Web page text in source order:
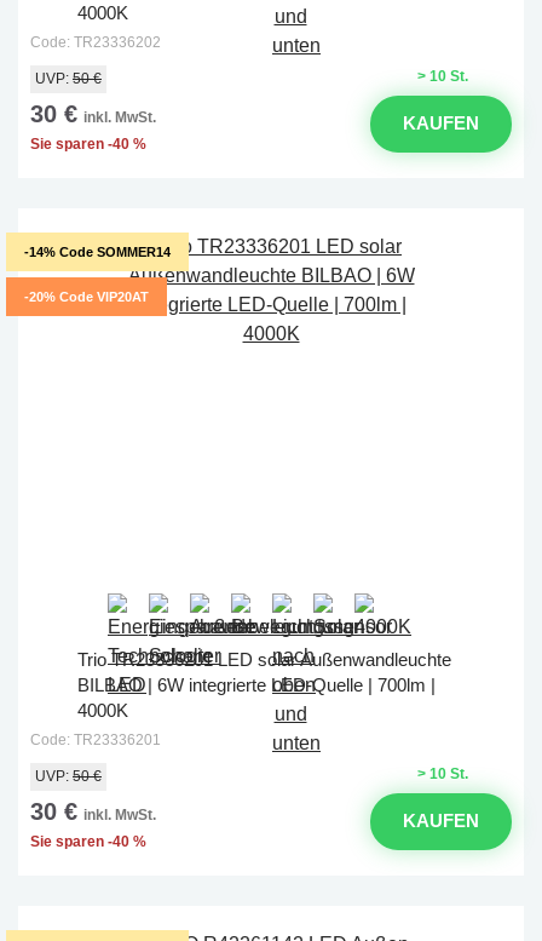
4000K
Code: TR23336202
> 10 St.
UVP: 50 €
30 € inkl. MwSt.
Sie sparen -40 %
KAUFEN
-14% Code SOMMER14
-20% Code VIP20AT
Trio TR23336201 LED solar Außenwandleuchte
BILBAO | 6W integrierte LED-Quelle | 700lm |
4000K
Code: TR23336201
> 10 St.
UVP: 50 €
30 € inkl. MwSt.
Sie sparen -40 %
KAUFEN